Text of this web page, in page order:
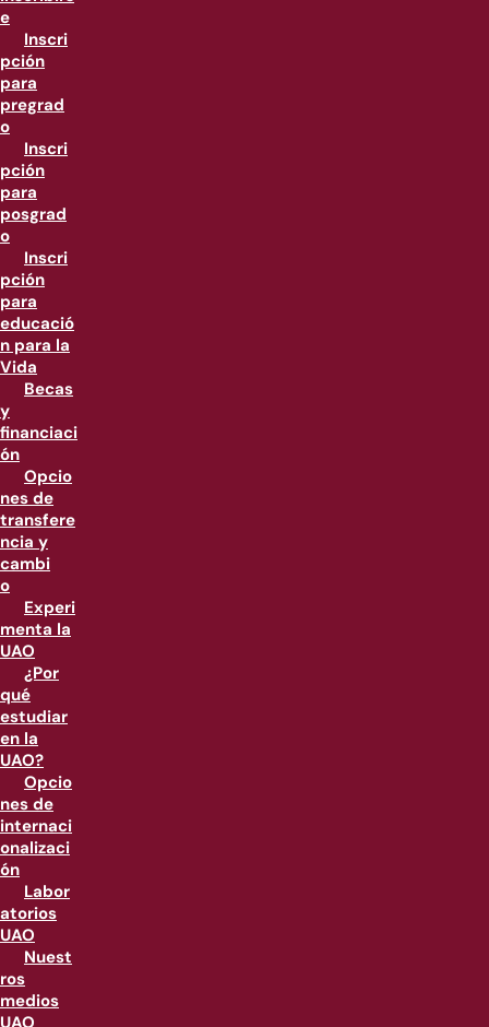
e
Inscri
pción
para
pregrad
o
Inscri
pción
para
posgrad
o
Inscri
pción
para
educació
n para la
Vida
Becas
y
financiaci
ón
Opcio
nes de
transfere
ncia y
cambi
o
Experi
menta la
UAO
¿Por
qué
estudiar
en la
UAO?
Opcio
nes de
internaci
onalizaci
ón
Labor
atorios
UAO
Nuest
ros
medios
UAO